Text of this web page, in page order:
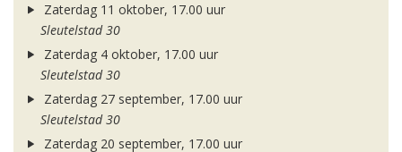
Zaterdag 11 oktober, 17.00 uur
Sleutelstad 30
Zaterdag 4 oktober, 17.00 uur
Sleutelstad 30
Zaterdag 27 september, 17.00 uur
Sleutelstad 30
Zaterdag 20 september, 17.00 uur